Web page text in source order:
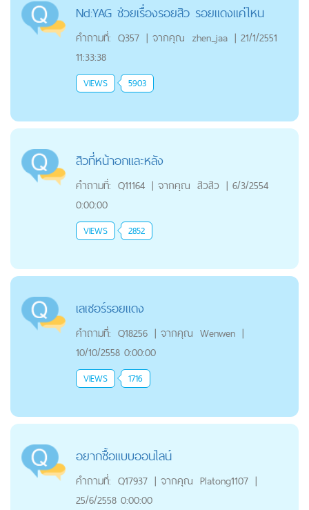
Nd:YAG ช่วยเรื่องรอยสิว รอยแดงแค่ไหน
คำถามที่: Q357 | จากคุณ zhen_jaa | 21/1/2551
11:33:38
VIEWS 5903
สิวที่หน้าอกและหลัง
คำถามที่: Q11164 | จากคุณ สิวสิว | 6/3/2554
0:00:00
VIEWS 2852
เลเซอร์รอยแดง
คำถามที่: Q18256 | จากคุณ Wenwen |
10/10/2558 0:00:00
VIEWS 1716
อยากซื้อแบบออนไลน์
คำถามที่: Q17937 | จากคุณ Platong1107 |
25/6/2558 0:00:00